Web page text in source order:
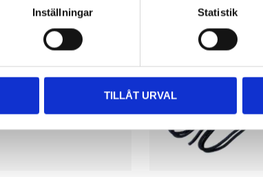
Inställningar Statistik
TILLÅT URVAL